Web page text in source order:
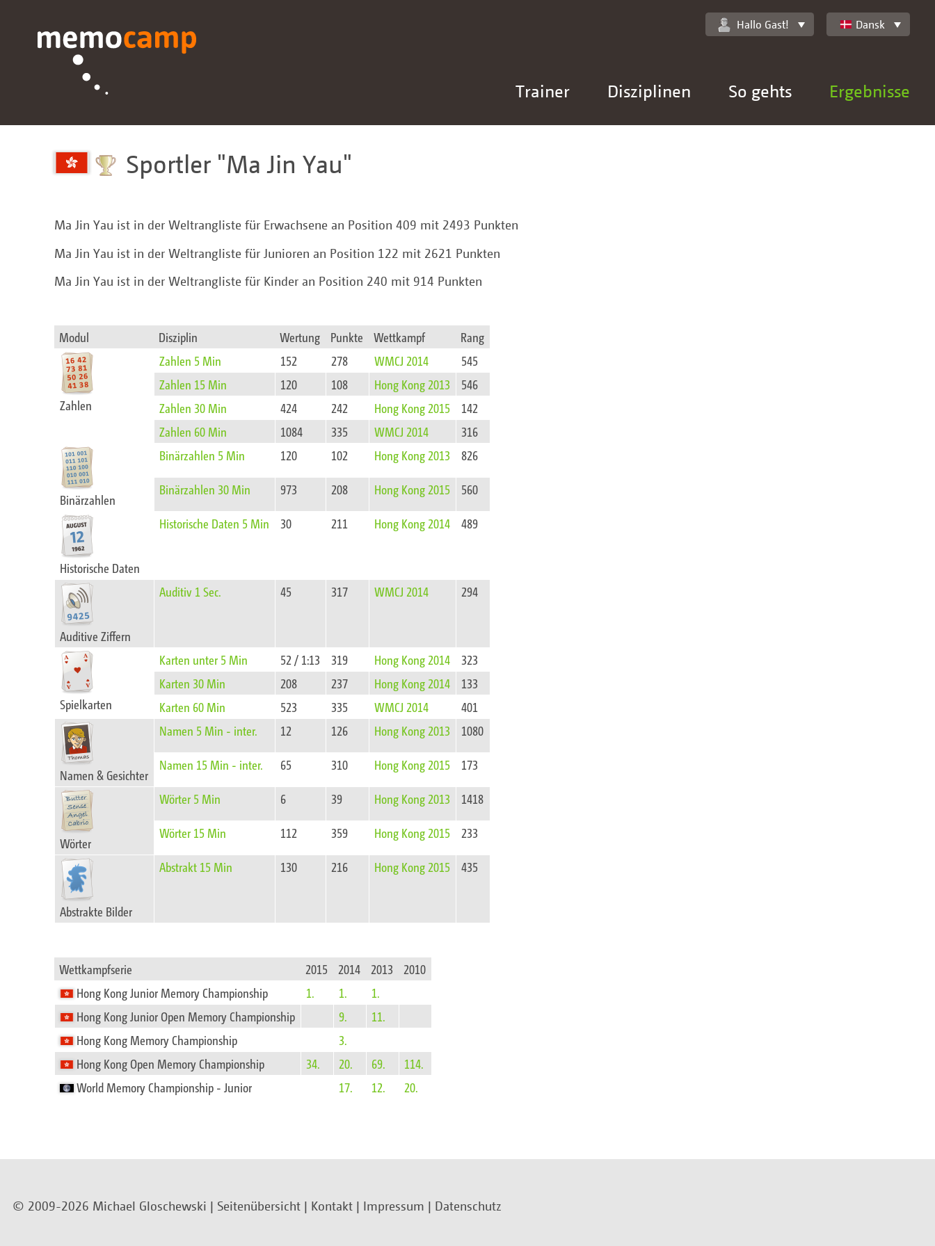
Trainer Disziplinen So gehts Ergebnisse
Hallo Gast! Dansk
Sportler Ma Jin Yau
Ma Jin Yau ist in der Weltrangliste für Erwachsene an Position 409 mit 2493 Punkten
Ma Jin Yau ist in der Weltrangliste für Junioren an Position 122 mit 2621 Punkten
Ma Jin Yau ist in der Weltrangliste für Kinder an Position 240 mit 914 Punkten
Modul Disziplin Wertung Punkte Wettkampf Rang
Zahlen
Zahlen 5 Min 152 278 WMCJ 2014
545
Zahlen 15 Min
120 108 Hong Kong 2013
546
Zahlen 30 Min
424 242 Hong Kong 2015
142
Zahlen 60 Min
1084 335 WMCJ 2014 316
Binärzahlen
Binärzahlen 5 Min 120 102 Hong Kong 2013 826
Binärzahlen 30 Min 973 208 Hong Kong 2015 560
Historische Daten
Historische Daten 5 Min 30 211 Hong Kong 2014 489
Auditive Ziffern
Auditiv 1 Sec. 45 317 WMCJ 2014 294
Spielkarten
Karten unter 5 Min 52 / 1:13 319 Hong Kong 2014
323
Karten 30 Min
208 237 Hong Kong 2014
133
Karten 60 Min
523 335 WMCJ 2014 401
Namen & Gesichter
Namen 5 Min - inter. 12 126 Hong Kong 2013 1080
Namen 15 Min - inter. 65 310 Hong Kong 2015 173
Wörter
Wörter 5 Min 6 39 Hong Kong 2013 1418
Wörter 15 Min 112 359 Hong Kong 2015 233
Abstrakte Bilder
Abstrakt 15 Min 130 216 Hong Kong 2015 435
Wettkampfserie 2015 2014 2013
2010
Hong Kong Junior Memory Championship
1. 1.
1.
Hong Kong Junior Open Memory Championship
9.
11.
Hong Kong Memory Championship
3.
Hong Kong Open Memory Championship
34. 20. 69.
114.
World Memory Championship - Junior
17. 12. 20.
© 2009-2026 Michael Gloschewski | Seitenübersicht | Kontakt | Impressum | Datenschutz